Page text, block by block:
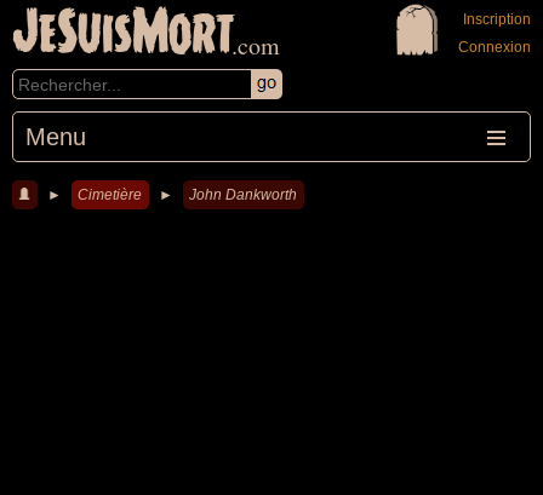
JeSuisMort.com
Menu
Inscription
Connexion
► Cimetière ► John Dankworth